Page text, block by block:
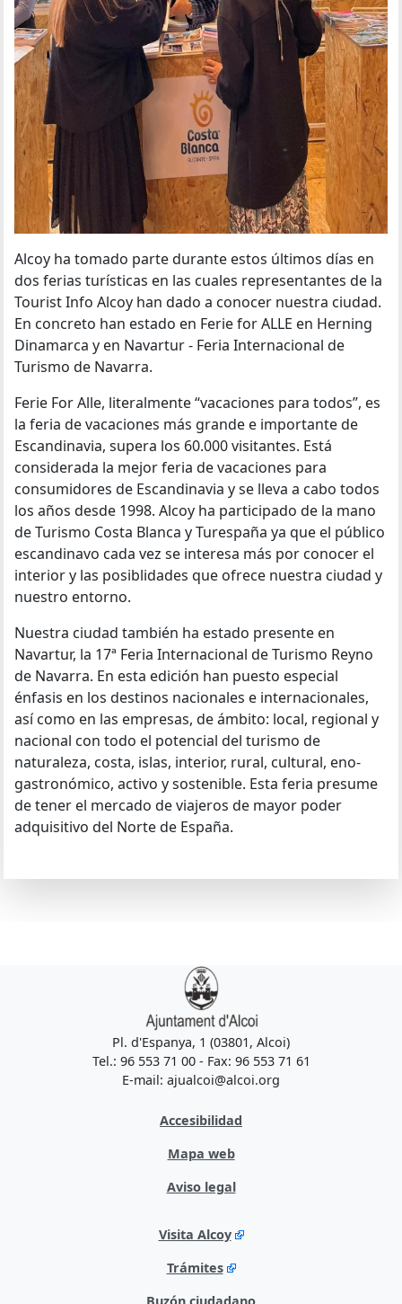
Alcoy ha tomado parte durante estos últimos días en
dos ferias turísticas en las cuales representantes de la
Tourist Info Alcoy han dado a conocer nuestra ciudad.
En concreto han estado en Ferie for ALLE en Herning
Dinamarca y en Navartur - Feria Internacional de
Turismo de Navarra.
Ferie For Alle, literalmente “vacaciones para todos”, es
la feria de vacaciones más grande e importante de
Escandinavia, supera los 60.000 visitantes. Está
considerada la mejor feria de vacaciones para
consumidores de Escandinavia y se lleva a cabo todos
los años desde 1998. Alcoy ha participado de la mano
de Turismo Costa Blanca y Turespaña ya que el público
escandinavo cada vez se interesa más por conocer el
interior y las posiblidades que ofrece nuestra ciudad y
nuestro entorno.
Nuestra ciudad también ha estado presente en
Navartur, la 17ª Feria Internacional de Turismo Reyno
de Navarra. En esta edición han puesto especial
énfasis en los destinos nacionales e internacionales,
así como en las empresas, de ámbito: local, regional y
nacional con todo el potencial del turismo de
naturaleza, costa, islas, interior, rural, cultural, eno-
gastronómico, activo y sostenible. Esta feria presume
de tener el mercado de viajeros de mayor poder
adquisitivo del Norte de España.
Pl. d'Espanya, 1 (03801, Alcoi)
Tel.: 96 553 71 00 - Fax: 96 553 71 61
E-mail: ajualcoi@alcoi.org
Accesibilidad
Mapa web
Aviso legal
Visita Alcoy
Trámites